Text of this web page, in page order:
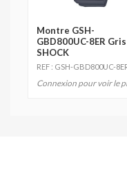
Montre GSH-
GBD800UC-8ER
SHOCK
REF : GSH-GBD800UC-
Connexion pour voir le